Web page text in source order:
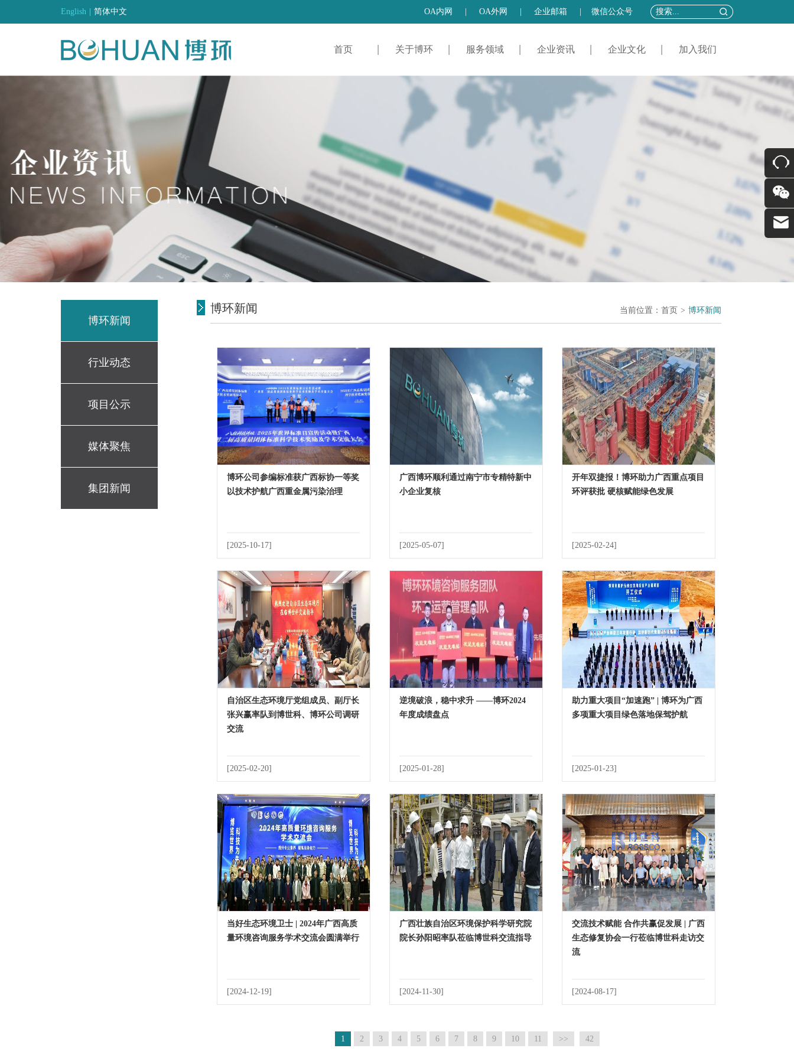
English 简体中文 微信公众号
OA内网 OA外网 企业邮箱
首页 关于博环 服务领域 企业资讯 企业文化 加入我们
博环新闻
行业动态
项目公示
媒体聚焦
集团新闻
博环新闻 当前位置： 首页 > 博环新闻
博环公司参编标准获广西标协一等奖
以技术护航广西重金属污染治理​
[2025-10-17]
广西博环顺利通过南宁市专精特新中
小企业复核
[2025-05-07]
开年双捷报！博环助力广西重点项目
环评获批 硬核赋能绿色发展
[2025-02-24]
自治区生态环境厅党组成员、副厅长
张兴赢率队到博世科、博环公司调研
交流
[2025-02-20]
逆境破浪，稳中求升 ——博环2024
年度成绩盘点
[2025-01-28]
助力重大项目“加速跑” | 博环为广西
多项重大项目绿色落地保驾护航
[2025-01-23]
当好生态环境卫士 | 2024年广西高质
量环境咨询服务学术交流会圆满举行
[2024-12-19]
广西壮族自治区环境保护科学研究院
院长孙阳昭率队莅临博世科交流指导
[2024-11-30]
交流技术赋能 合作共赢促发展 | 广西
生态修复协会一行莅临博世科走访交
流
[2024-08-17]
1 2 3 4 5 6 7 8 9 10 11 >> 42